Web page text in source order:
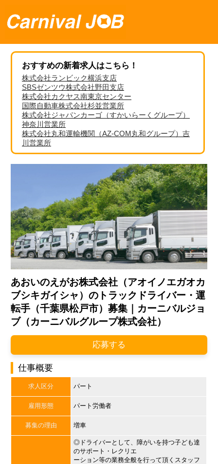
おすすめの新着求人はこちら！
株式会社ランビック横浜支店
SBSゼンツウ株式会社野田支店
株式会社カクヤス南東京センター
国際自動車株式会社杉並営業所
株式会社ジャパンカーゴ（すかいらーくグループ）
神奈川営業所
株式会社丸和運輸機関（AZ-COM丸和グループ）吉
川営業所
あおいのえがお株式会社（アオイノエガオカ
ブシキガイシャ）のトラックドライバー・運
転手（千葉県松戸市）募集｜カーニバルジョ
ブ（カーニバルグループ株式会社）
応募する
仕事概要
求人区分 パート
雇用形態 パート労働者
募集の理由 増車
◎ドライバーとして、障がいを持つ子ども達
のサポート・レクリエ
ーション等の業務全般を行って頂くスタッフ